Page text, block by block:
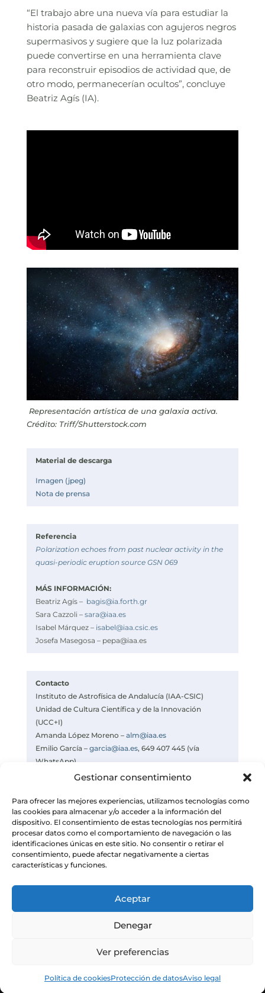
Gestionar consentimiento
Para ofrecer las mejores experiencias, utilizamos tecnologías como
las cookies para almacenar y/o acceder a la información del
dispositivo. El consentimiento de estas tecnologías nos permitirá
procesar datos como el comportamiento de navegación o las
identificaciones únicas en este sitio. No consentir o retirar el
consentimiento, puede afectar negativamente a ciertas
características y funciones.
Aceptar
Denegar
Ver preferencias
Política de cookiesProtección de datosAviso legal
“El trabajo abre una nueva vía para estudiar la
historia pasada de galaxias con agujeros negros
supermasivos y sugiere que la luz polarizada
puede convertirse en una herramienta clave
para reconstruir episodios de actividad que, de
otro modo, permanecerían ocultos”, concluye
Beatriz Agís (IA).
Representación artística de una galaxia activa.
Crédito: Triff/Shutterstock.com
Material de descarga
Imagen (jpeg)
Nota de prensa
Referencia
Polarization echoes from past nuclear activity in the
quasi-periodic eruption source GSN 069
MÁS INFORMACIÓN:
Beatriz Agís – bagis@ia.forth.gr
Sara Cazzoli – sara@iaa.es
Isabel Márquez – isabel@iaa.csic.es
Josefa Masegosa – pepa@iaa.es
Contacto
Instituto de Astrofísica de Andalucía (IAA-CSIC)
Unidad de Cultura Científica y de la Innovación
(UCC+I)
Amanda López Moreno – alm@iaa.es
Emilio García – garcia@iaa.es, 649 407 445 (vía
WhatsApp)
Celia Navas –navas@iaa.es
– CSIC. Todos los derechos reservados.